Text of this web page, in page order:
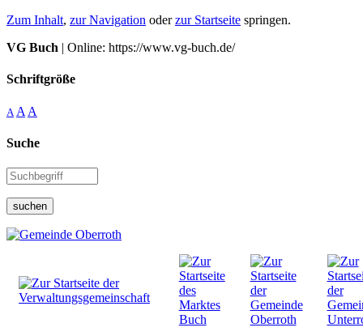
Zum Inhalt, zur Navigation oderzur Startseite springen.
VG Buch | Online: https://www.vg-buch.de/
Schriftgröße
A A A
Suche
suchen